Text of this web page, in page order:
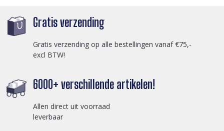
Gratis verzending
Gratis verzending op alle bestellingen vanaf €75,-
excl BTW!
6000+ verschillende artikelen!
Allen direct uit voorraad
leverbaar